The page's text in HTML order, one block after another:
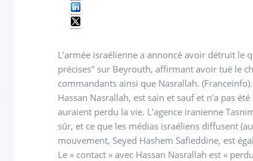
L’armée israélienne a annoncé avoir détruit le
précises" sur Beyrouth, affirmant avoir tué le
commandants ainsi que Nasrallah.
Hassan Nasrallah, est sain et sauf et n’a pas
auraient perdu la vie. L’agence iranienne
sûr, et ce que les médias israéliens diffusent
mouvement, Seyed Hashem Safieddine, est
Le « contact » avec Hassan Nasrallah est «